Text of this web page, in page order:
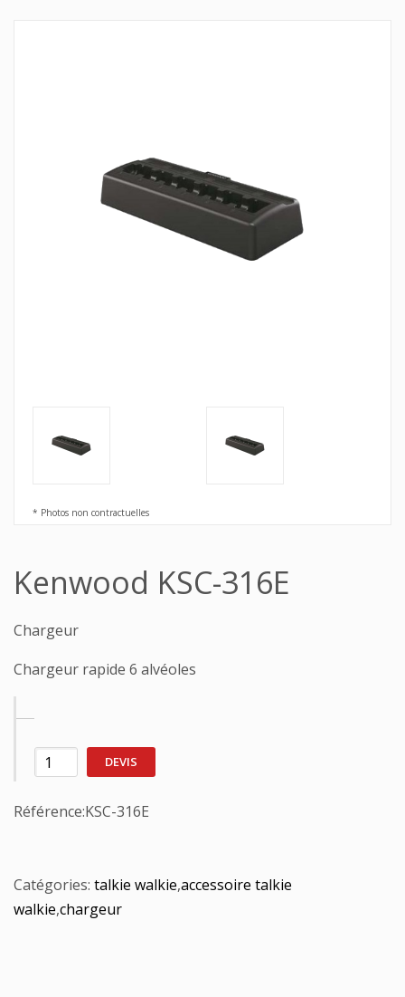
* Photos non contractuelles
Kenwood KSC-316E
Chargeur
Chargeur rapide 6 alvéoles
DEVIS
Référence:KSC-316E
Catégories: talkie walkie,accessoire talkie
walkie,chargeur